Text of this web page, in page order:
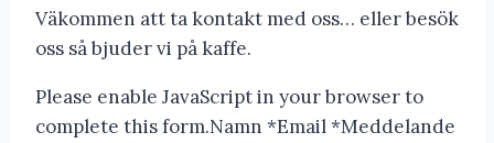
Väkommen att ta kontakt med oss… eller besök
oss så bjuder vi på kaffe.
Please enable JavaScript in your browser to
complete this form.Namn *Email *Meddelande